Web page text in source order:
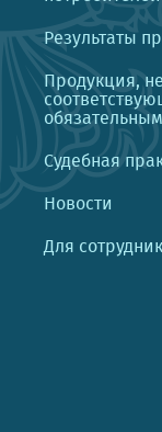
Результаты
Продукция, не
Судебная
Новости
Для